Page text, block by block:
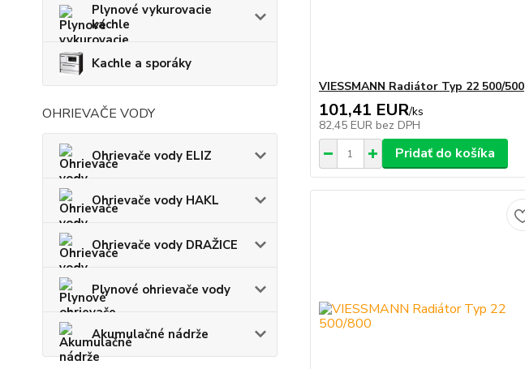
Plynové vykurovacie
kachle
Kachle a sporáky
OHRIEVAČE VODY
Ohrievače vody ELIZ
Ohrievače vody HAKL
Ohrievače vody DRAŽICE
Plynové ohrievače vody
Akumulačné nádrže
VIESSMANN Radiátor Typ 22 500/500
101,41 EUR/ks
82,45 EUR bez DPH
Pridať do košíka